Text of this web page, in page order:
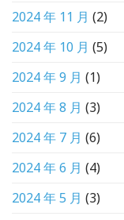
2024 年 11 月 (2)
2024 年 10 月 (5)
2024 年 9 月 (1)
2024 年 8 月 (3)
2024 年 7 月 (6)
2024 年 6 月 (4)
2024 年 5 月 (3)